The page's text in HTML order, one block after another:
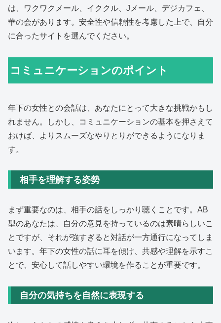
は、ワクワクメール、イククル、Jメール、デジカフェ、
華の会があります。安全性や信頼性を考慮した上で、自分
に合ったサイトを選んでください。
コミュニケーションのポイント
年下の女性との会話は、あなたにとって大きな挑戦かもし
れません。しかし、コミュニケーションの基本を押さえて
おけば、よりスムーズなやりとりができるようになりま
す。
相手を理解する姿勢
まず重要なのは、相手の話をしっかり聴くことです。AB
型のあなたは、自分の意見を持っているのは素晴らしいこ
とですが、それが強すぎると対話が一方通行になってしま
います。年下の女性の話に耳を傾け、共感や理解を示すこ
とで、安心して話しやすい環境を作ることが重要です。
自分の気持ちを自然に表現する